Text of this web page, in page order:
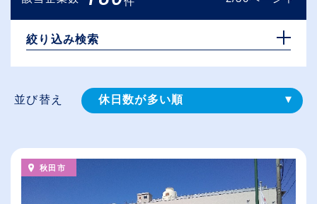
絞り込み検索
並び替え 休日数が多い順
秋田市